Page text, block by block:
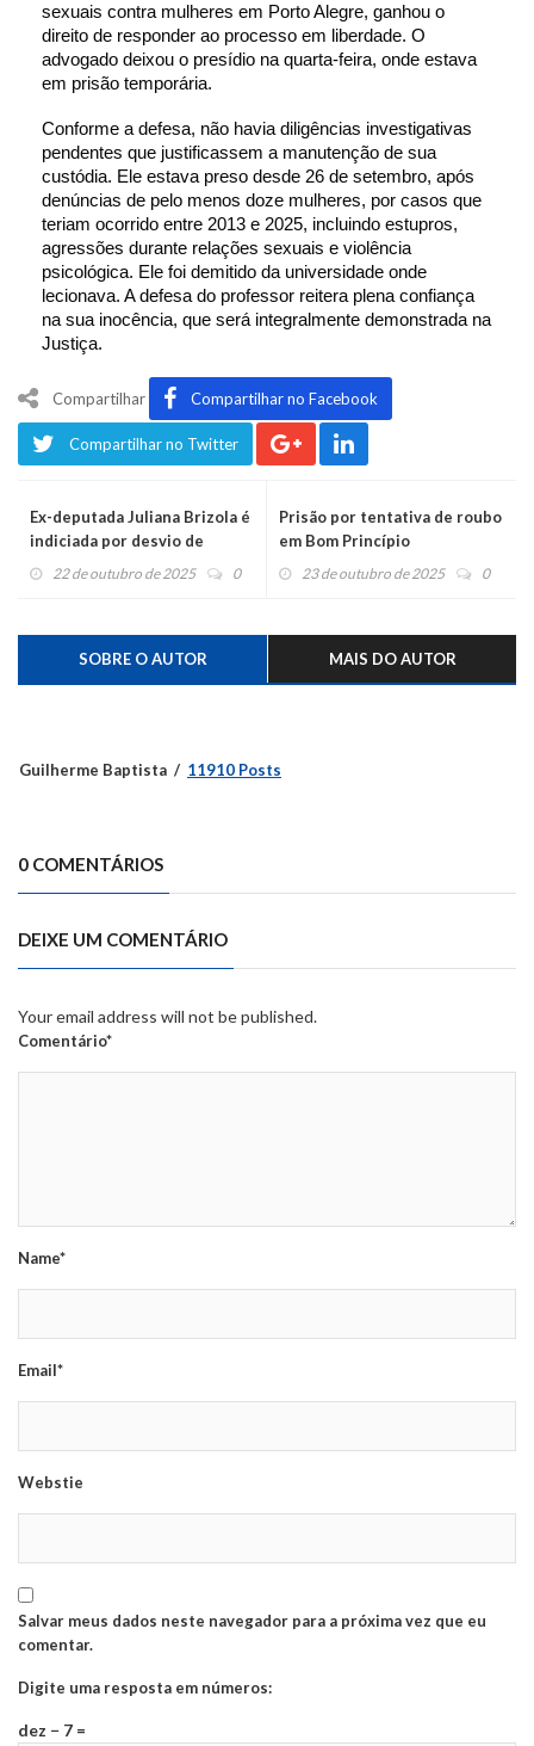
sexuais contra mulheres em Porto Alegre, ganhou o
direito de responder ao processo em liberdade. O
advogado deixou o presídio na quarta-feira, onde estava
em prisão temporária.
Conforme a defesa, não havia diligências investigativas
pendentes que justificassem a manutenção de sua
custódia. Ele estava preso desde 26 de setembro, após
denúncias de pelo menos doze mulheres, por casos que
teriam ocorrido entre 2013 e 2025, incluindo estupros,
agressões durante relações sexuais e violência
psicológica. Ele foi demitido da universidade onde
lecionava. A defesa do professor reitera plena confiança
na sua inocência, que será integralmente demonstrada na
Justiça.
Compartilhar Compartilhar no Facebook
Compartilhar no Twitter
Ex-deputada Juliana Brizola é
indiciada por desvio de
dinheiro da avó
22 de outubro de 2025 0
Prisão por tentativa de roubo
em Bom Princípio
23 de outubro de 2025 0
SOBRE O AUTOR MAIS DO AUTOR
Guilherme Baptista 11910 Posts
0 COMENTÁRIOS
DEIXE UM COMENTÁRIO
Your email address will not be published.
Comentário*
Name*
Email*
Webstie
Salvar meus dados neste navegador para a próxima vez que eu
comentar.
Digite uma resposta em números:
dez − 7 =